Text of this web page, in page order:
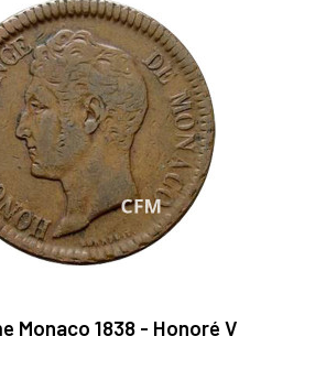
Monaco 1838 - Honoré V